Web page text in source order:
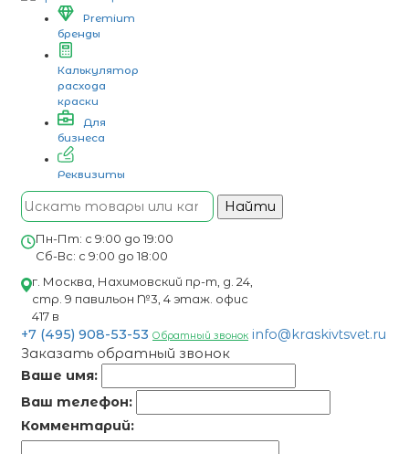
Premium
бренды
Калькулятор
расхода
краски
Для
бизнеса
Реквизиты
Найти
Пн-Пт: с 9:00 до 19:00
Сб-Вс: с 9:00 до 18:00
г. Москва, Нахимовский пр-т, д. 24,
стр. 9 павильон №3, 4 этаж. офис
417 в
+7 (495) 908-53-53 Обратный звонок info@kraskivtsvet.ru
Заказать обратный звонок
Ваше имя:
Ваш телефон:
Комментарий: